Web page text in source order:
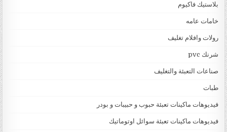
بلاستيك فاكيوم
خامات عامه
رولات وافلام تغليف
شرنك pvc
صناعات التعبئة والتغليف
طبات
فيديوهات ماكينات تعبئة حبوب و حبيبات و بودر
فيديوهات ماكينات تعبئة سوائل اوتوماتيك